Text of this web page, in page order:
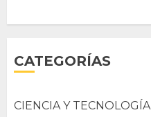
CATEGORÍAS
CIENCIA Y TECNOLOGÍA